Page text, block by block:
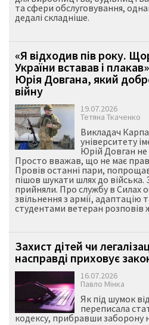
та сфери обслуговування,
дедалі складніше.
«Я відходив пів року.
України вставав і
Юрія Довгана, який
війну
19.07.2026
Тетяна Ткаченко
Викладач
університету
Юрій Довган не
Просто вважав, що не має
Провів останні пари,
пішов шукати шлях до війська.
прийняли. Про службу в Силах
звільнення з армії, адаптацію
студентами ветеран розповів
Захист дітей чи
насправді приховує
16.07.2026
Павло Мінка
Як під шумок
переписала
кодексу, прибравши заборону